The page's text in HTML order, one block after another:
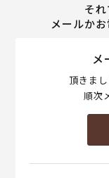
そ
メールか
メ
頂きま
順次